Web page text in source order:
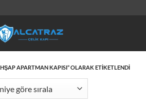
APARTMAN KAPISI” OLARAK ETIKETLENDI